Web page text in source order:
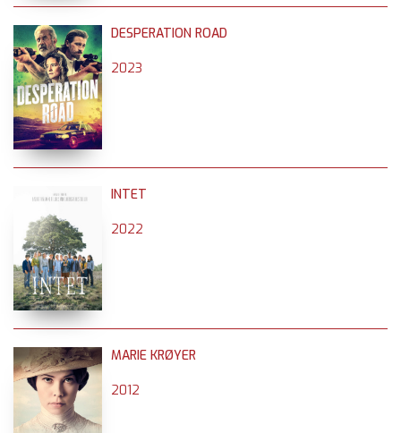
DESPERATION ROAD
2023
INTET
2022
MARIE KRØYER
2012